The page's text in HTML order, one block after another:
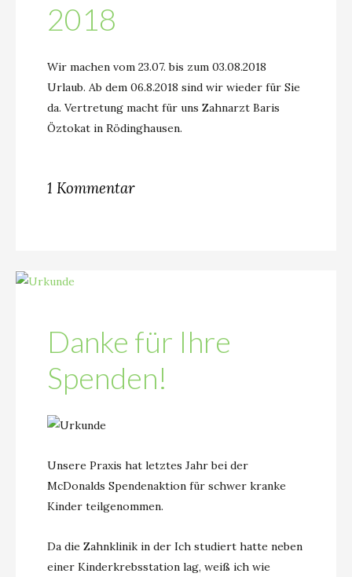
2018
Wir machen vom 23.07. bis zum 03.08.2018
Urlaub. Ab dem 06.8.2018 sind wir wieder für Sie
da. Vertretung macht für uns Zahnarzt Baris
Öztokat in Rödinghausen.
1 Kommentar
Danke für Ihre
Spenden!
Unsere Praxis hat letztes Jahr bei der
McDonalds Spendenaktion für schwer kranke
Kinder teilgenommen.
Da die Zahnklinik in der Ich studiert hatte neben
einer Kinderkrebsstation lag, weiß ich wie